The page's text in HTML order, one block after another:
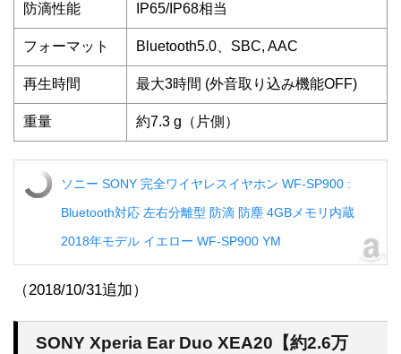
防滴性能 IP65/IP68相当
フォーマット Bluetooth5.0 、SBC, AAC
再生時間 最大3時間 (外音取り込み機能OFF)
重量 約7.3 g（片側）
ソニー SONY 完全ワイヤレスイヤホン WF-SP900 :
Bluetooth対応 左右分離型 防滴 防塵 4GBメモリ内蔵
2018年モデル イエロー WF-SP900 YM
（2018/10/31追加）
SONY Xperia Ear Duo XEA20【約2.6万